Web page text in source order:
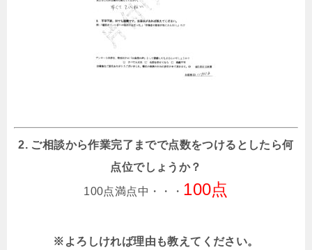
2. ご相談から作業完了までで点数をつけるとしたら何
点位でしょうか？
100点満点中・・・ 100点
※よろしければ理由も教えてください。